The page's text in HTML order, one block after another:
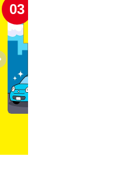
03